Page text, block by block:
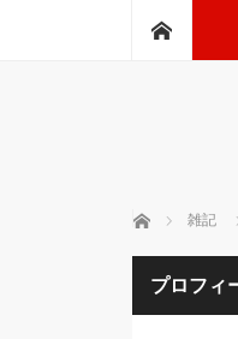
ホーム 雑記
プロフィ